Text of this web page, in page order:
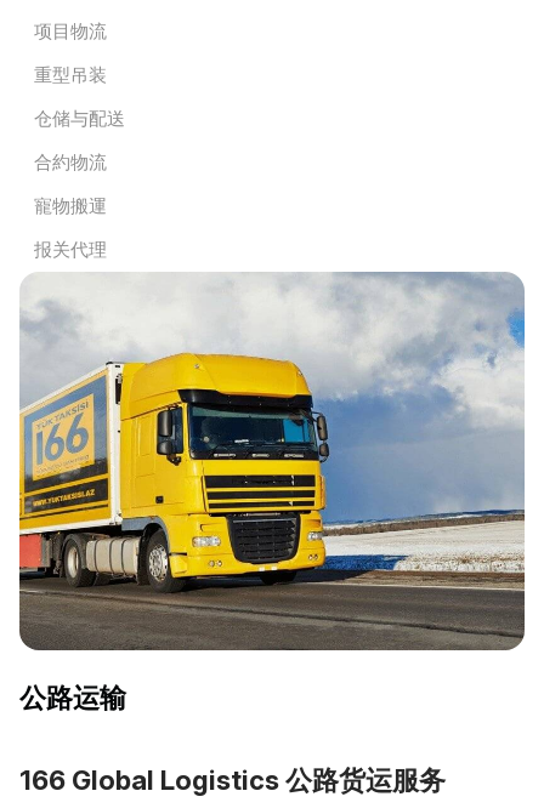
项目物流
重型吊装
仓储与配送
合約物流
寵物搬運
报关代理
公路运输
166 Global Logistics 公路货运服务